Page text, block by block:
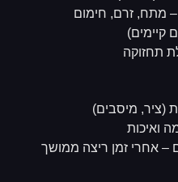
– מתח, זרם, חימום
קיימים)
תחזוקה
(ציר, מיסבים)
ואיכות
– אחרי זמן ריצה ממושך